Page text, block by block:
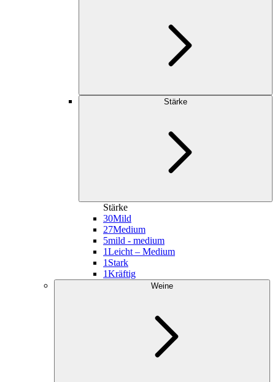
Stärke
Stärke
30Mild
27Medium
5mild - medium
1Leicht – Medium
1 Stark
1Kräftig
Weine